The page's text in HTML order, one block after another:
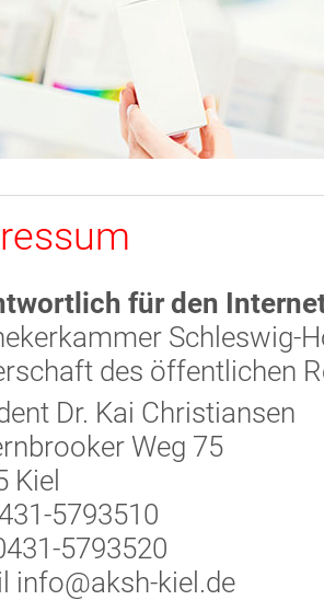
für den
Schleswig-
des öffentlichen
Dr. Kai Christiansen
Weg 75
Kiel
5793510
5793520
info@aksh-kiel.de